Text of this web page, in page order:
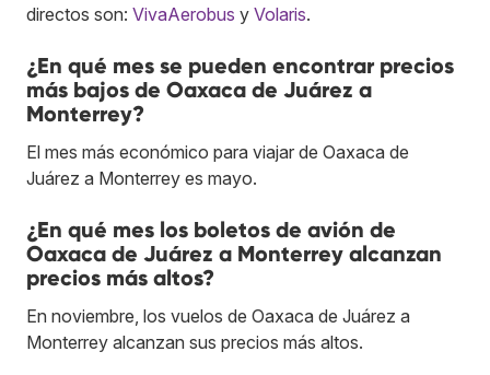
directos son: VivaAerobus y Volaris.
¿En qué mes se pueden encontrar precios
más bajos de Oaxaca de Juárez a
Monterrey?
El mes más económico para viajar de Oaxaca de
Juárez a Monterrey es mayo.
¿En qué mes los boletos de avión de
Oaxaca de Juárez a Monterrey alcanzan
precios más altos?
En noviembre, los vuelos de Oaxaca de Juárez a
Monterrey alcanzan sus precios más altos.